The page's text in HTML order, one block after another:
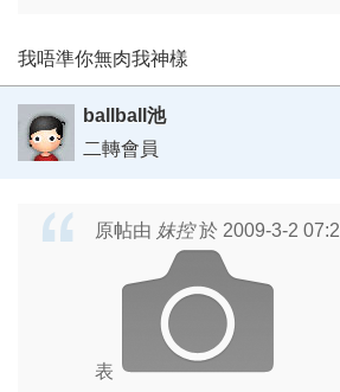
我唔準你無肉我神樣
ballball池
二轉會員
原帖由 妹控於 2009-3-2
表